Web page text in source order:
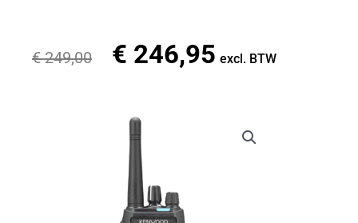
€249,00
Oorspronkelijke
€ 249,00.
€ 246,95 Huidige
excl. BTW